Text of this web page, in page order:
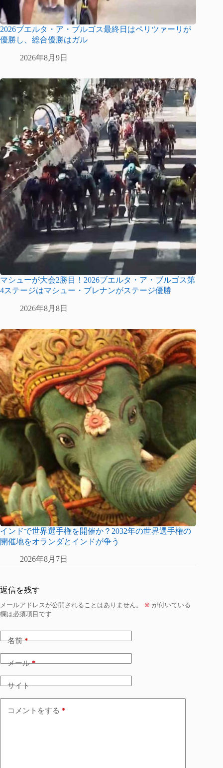
2026ブエルタ・ア・ブルゴス最終日はペリツァーリが
優勝し、総合優勝はガル
2026年8月9日
マシューが大会2勝目！2026ブエルタ・ア・ブルゴス第
4ステージはマシュー・ブレナンがステージ優勝
2026年8月8日
インドで世界選手権を開催か？2032年の世界選手権の
開催地をオランダとインドが争う
2026年8月7日
返信を残す
メールアドレスが公開されることはありません。 ※ が付いている
欄は必須項目です
名前*
メール*
サイト
コメントをする *